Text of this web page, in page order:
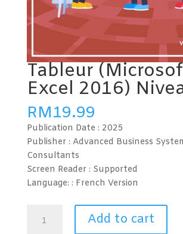
Tableur
Excel 2016)
RM19.99
Publication Date : 2025
Publisher : Advanced Business
Consultants
Screen Reader : Supported
Language: : French Version
(Microsoft
Add to cart